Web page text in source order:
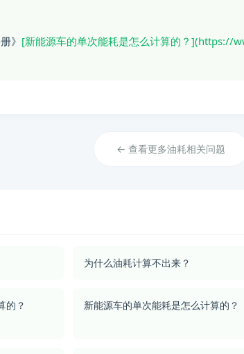
》 [新能源车的单次能耗是怎么计算的？
← 查看更多油耗相关问题
为什么油耗计算不出来？
的？ 新能源车的单次能耗是怎么计算的？